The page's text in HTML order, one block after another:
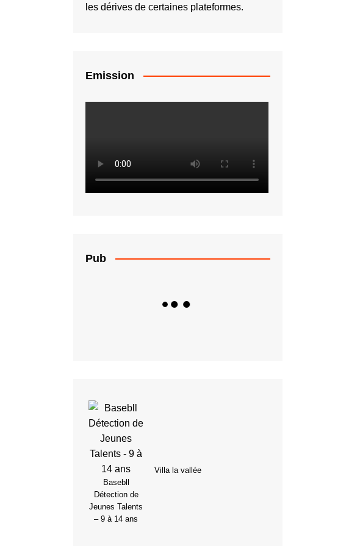
les dérives de certaines plateformes.
Emission
Pub
Basebll
Détection de
Jeunes Talents
– 9 à 14 ans
Villa la vallée